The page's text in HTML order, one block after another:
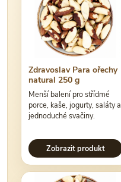
Zdravoslav Para ořechy
natural 250 g
Menší balení pro střídmé
porce, kaše, jogurty, saláty a
jednoduché svačiny.
Zobrazit produkt